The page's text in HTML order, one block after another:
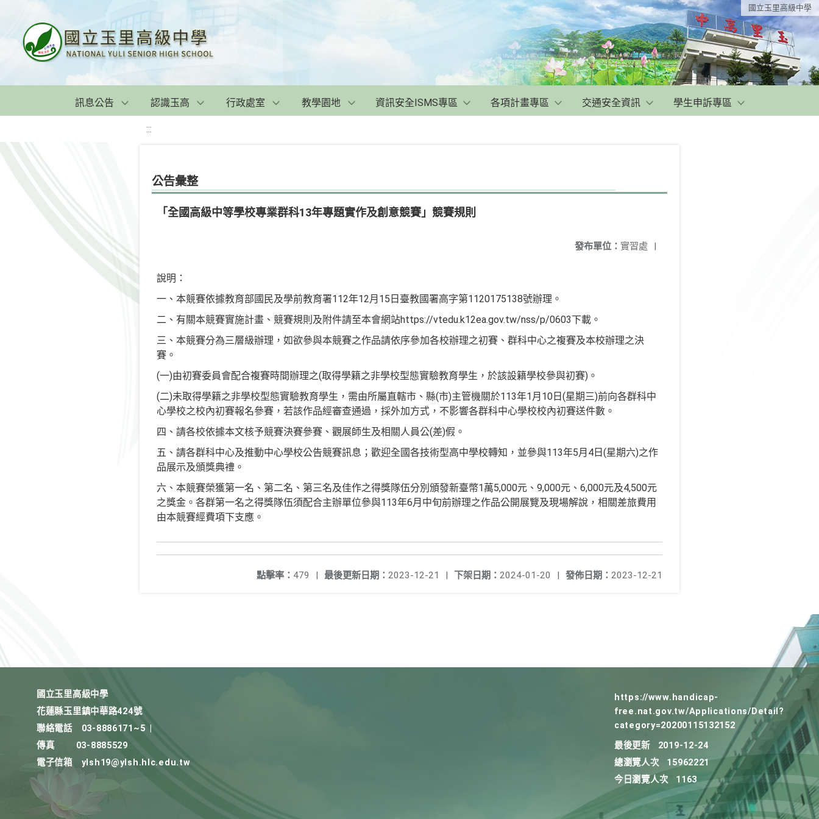
國立玉里高級中學
訊息公告 認識玉高 行政處室 教學園地 資訊安全ISMS專區 各項計畫專區 交通安全資訊 學生申訴專區
:::
公告彙整
「全國高級中等學校專業群科13年專題實作及創意競賽」競賽規則
發布單位： 實習處 |
說明：
一、本競賽依據教育部國民及學前教育署112年12月15日臺教國署高字第1120175138號辦理。
二、有關本競賽實施計畫、競賽規則及附件請至本會網站https://vtedu.k12ea.gov.tw/nss/p/0603下載。
三、本競賽分為三層級辦理，如欲參與本競賽之作品請依序參加各校辦理之初賽、群科中心之複賽及本校辦理之決
賽。
(一)由初賽委員會配合複賽時間辦理之(取得學籍之非學校型態實驗教育學生，於該設籍學校參與初賽)。
(二)未取得學籍之非學校型態實驗教育學生，需由所屬直轄市、縣(市)主管機關於113年1月10日(星期三)前向各群科中
心學校之校內初賽報名參賽，若該作品經審查通過，採外加方式，不影響各群科中心學校校內初賽送件數。
四、請各校依據本文核予競賽決賽參賽、觀展師生及相關人員公(差)假。
五、請各群科中心及推動中心學校公告競賽訊息；歡迎全國各技術型高中學校轉知，並參與113年5月4日(星期六)之作
品展示及頒獎典禮。
六、本競賽榮獲第一名、第二名、第三名及佳作之得獎隊伍分別頒發新臺幣1萬5,000元、9,000元、6,000元及4,500元
之獎金。各群第一名之得獎隊伍須配合主辦單位參與113年6月中旬前辦理之作品公開展覽及現場解說，相關差旅費用
由本競賽經費項下支應。
發佈日期： 2023-12-21
下架日期： 2024-01-20 |
最後更新日期： 2023-12-21 |
點擊率： 479 |
國立玉里高級中學
花蓮縣玉里鎮中華路424號
聯絡電話
03-8886171~5
傳真
03-8885529
電子信箱
ylsh19@ylsh.hlc.edu.tw
https://www.handicap-
free.nat.gov.tw/Applications/Detail?
category=20200115132152
最後更新
2019-12-24
總瀏覽人次
15962221
今日瀏覽人次
1163